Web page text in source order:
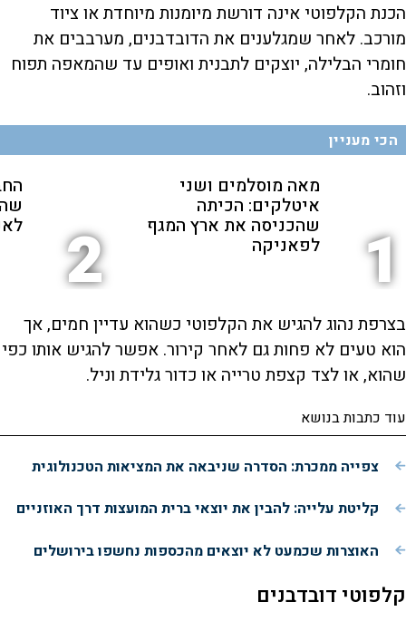
הכנת הקלפוטי אינה דורשת מיומנות מיוחדת או ציוד
מורכב. לאחר שמגלענים את הדובדבנים, מערבבים את
חומרי הבלילה, יוצקים לתבנית ואופים עד שהמאפה תפוח
וזהוב.
הכי מעניין
1
מאה מוסלמים ושני
איטלקים: הכיתה
שהכניסה את ארץ המגף
לפאניקה 2
בצרפת נהוג להגיש את הקלפוטי כשהוא עדיין חמים, אך
הוא טעים לא פחות גם לאחר קירור. אפשר להגיש אותו כפי
שהוא, או לצד קצפת טרייה או כדור גלידת וניל.
עוד כתבות בנושא
צפייה ממכרת: הסדרה שניבאה את המציאות הטכנולוגית
קליטת עלייה: להבין את יוצאי ברית המועצות דרך האוזניים
האוצרות שכמעט לא יוצאים מהכספות נחשפו בירושלים
קלפוטי דובדבנים